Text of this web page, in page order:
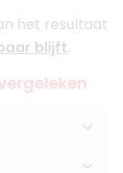
het resultaat
blijft.